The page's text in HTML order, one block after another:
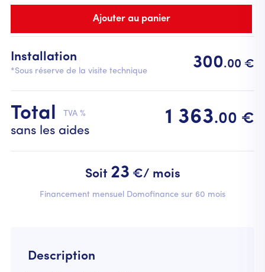
Description
Installation
*Sous réserve de la visite technique 300.00 €
Total TVA %
sans les aides
1 363.00 €
Soit 23 €/ mois
Financement mensuel Domofinance sur 60 mois